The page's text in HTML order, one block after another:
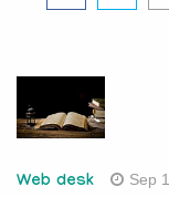
Web desk Sep